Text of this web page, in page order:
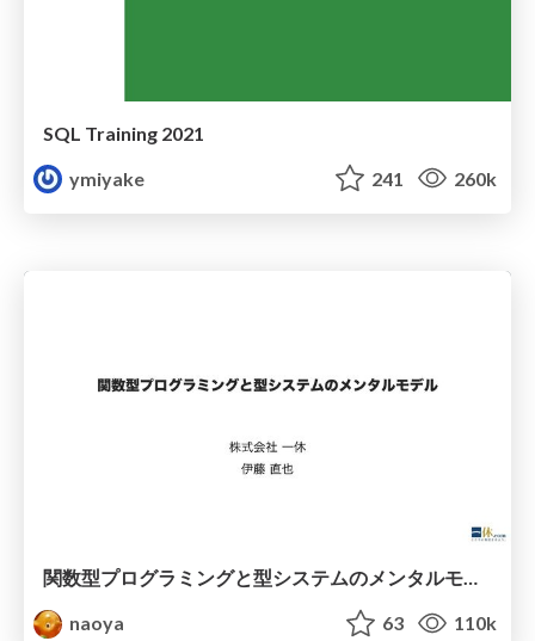
SQL Training 2021
ymiyake
241 260k
関数型プログラミングと型システムのメンタルモデル
naoya
63 110k